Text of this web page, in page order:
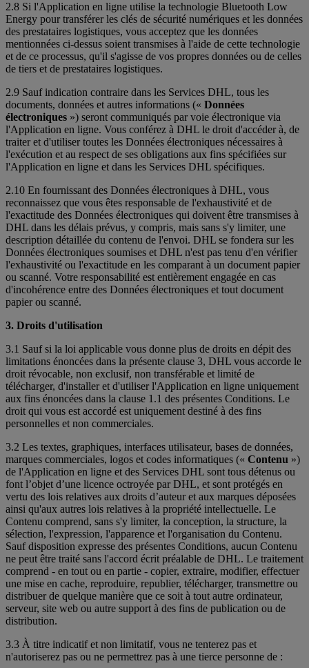
2.8 Si l'Application en ligne utilise la technologie Bluetooth Low
Energy pour transférer les clés de sécurité numériques et les données
des prestataires logistiques, vous acceptez que les données
mentionnées ci-dessus soient transmises à l'aide de cette technologie
et de ce processus, qu'il s'agisse de vos propres données ou de celles
de tiers et de prestataires logistiques.
2.9 Sauf indication contraire dans les Services DHL, tous les
documents, données et autres informations (« Données
électroniques ») seront communiqués par voie électronique via
l'Application en ligne. Vous conférez à DHL le droit d'accéder à, de
traiter et d'utiliser toutes les Données électroniques nécessaires à
l'exécution et au respect de ses obligations aux fins spécifiées sur
l'Application en ligne et dans les Services DHL spécifiques.
2.10 En fournissant des Données électroniques à DHL, vous
reconnaissez que vous êtes responsable de l'exhaustivité et de
l'exactitude des Données électroniques qui doivent être transmises à
DHL dans les délais prévus, y compris, mais sans s'y limiter, une
description détaillée du contenu de l'envoi. DHL se fondera sur les
Données électroniques soumises et DHL n'est pas tenu d'en vérifier
l'exhaustivité ou l'exactitude en les comparant à un document papier
ou scanné. Votre responsabilité est entièrement engagée en cas
d'incohérence entre des Données électroniques et tout document
papier ou scanné.
3. Droits d'utilisation
3.1 Sauf si la loi applicable vous donne plus de droits en dépit des
limitations énoncées dans la présente clause 3, DHL vous accorde le
droit révocable, non exclusif, non transférable et limité de
télécharger, d'installer et d'utiliser l'Application en ligne uniquement
aux fins énoncées dans la clause 1.1 des présentes Conditions. Le
droit qui vous est accordé est uniquement destiné à des fins
personnelles et non commerciales.
3.2 Les textes, graphiques, interfaces utilisateur, bases de données,
marques commerciales, logos et codes informatiques (« Contenu »)
de l'Application en ligne et des Services DHL sont tous détenus ou
font l’objet d’une licence octroyée par DHL, et sont protégés en
vertu des lois relatives aux droits d’auteur et aux marques déposées
ainsi qu'aux autres lois relatives à la propriété intellectuelle. Le
Contenu comprend, sans s'y limiter, la conception, la structure, la
sélection, l'expression, l'apparence et l'organisation du Contenu.
Sauf disposition expresse des présentes Conditions, aucun Contenu
ne peut être traité sans l'accord écrit préalable de DHL. Le traitement
comprend - en tout ou en partie - copier, extraire, modifier, effectuer
une mise en cache, reproduire, republier, télécharger, transmettre ou
distribuer de quelque manière que ce soit à tout autre ordinateur,
serveur, site web ou autre support à des fins de publication ou de
distribution.
3.3 À titre indicatif et non limitatif, vous ne tenterez pas et
n'autoriserez pas ou ne permettrez pas à une tierce personne de :